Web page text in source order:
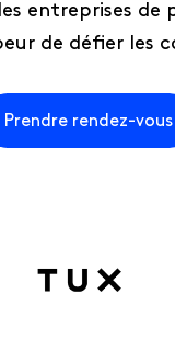
entreprises de
de défier les
Prendre rendez-vous